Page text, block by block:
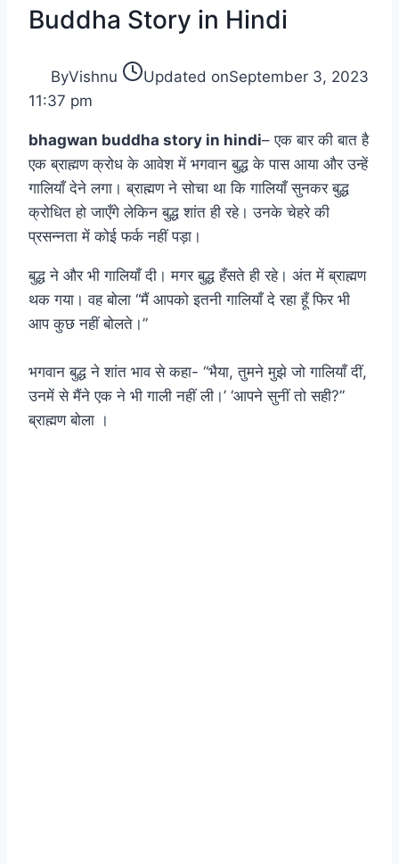
Buddha Story in Hindi
ByVishnu Updated onSeptember 3, 2023
11:37 pm
bhagwan buddha story in hindi– एक बार की बात है
एक ब्राह्मण क्रोध के आवेश में भगवान बुद्ध के पास आया और उन्हें
गालियाँ देने लगा। ब्राह्मण ने सोचा था कि गालियाँ सुनकर बुद्ध
क्रोधित हो जाएँगे लेकिन बुद्ध शांत ही रहे। उनके चेहरे की
प्रसन्नता में कोई फर्क नहीं पड़ा।
बुद्ध ने और भी गालियाँ दी। मगर बुद्ध हँसते ही रहे। अंत में ब्राह्मण
थक गया। वह बोला “मैं आपको इतनी गालियाँ दे रहा हूँ फिर भी
आप कुछ नहीं बोलते।”
भगवान बुद्ध ने शांत भाव से कहा- “भैया, तुमने मुझे जो गालियाँ दीं,
उनमें से मैंने एक ने भी गाली नहीं ली।’ ‘आपने सुनीं तो सही?”
ब्राह्मण बोला ।